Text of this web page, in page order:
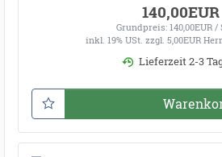
140,00EUR
Grundpreis: 140,00EUR /
inkl. 19% USt. zzgl. 5,00EUR
Lieferzeit 2-3